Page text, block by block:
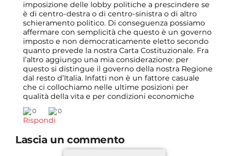
imposizione delle lobby politiche a prescindere se
è di centro-destra o di centro-sinistra o di altro
schieramento politico. Di conseguenza possiamo
affermare con semplicità che questo è un governo
imposto e non democraticamente eletto secondo
quanto prevede la nostra Carta Costituzionale. Fra
l’altro aggiungo una mia considerazione: per
questo si distingue il governo della nostra Regione
dal resto d’Italia. Infatti non è un fattore casuale
che ci collochiamo nelle ultime posizioni per
qualità della vita e per condizioni economiche
0 0
Rispondi
Lascia un commento